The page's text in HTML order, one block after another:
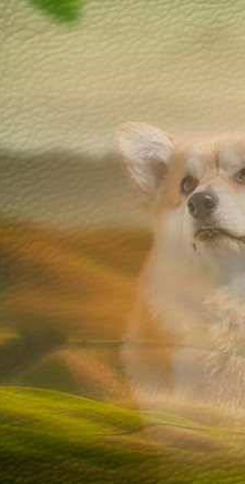
ГОЛОВНА
ОРДЕН
НОВИНИ
ДИТЯЧА
КОНТАКТИ